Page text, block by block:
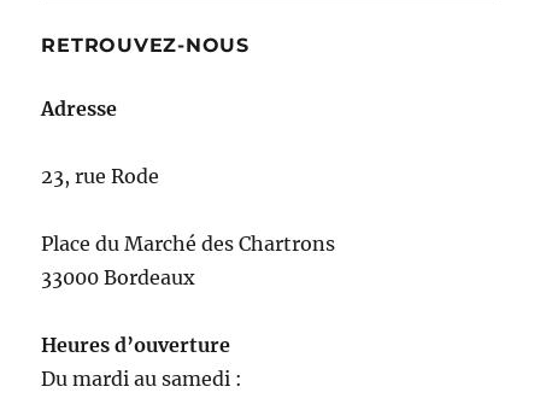
RETROUVEZ-NOUS
Adresse
23, rue Rode
Place du Marché des Chartrons
33000 Bordeaux
Heures d’ouverture
Du mardi au samedi :